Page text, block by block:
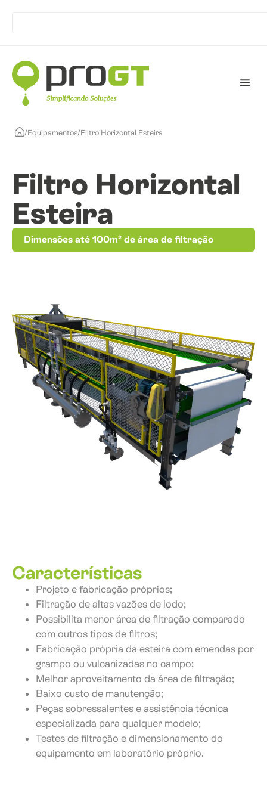
/Equipamentos/Filtro Horizontal Esteira
Filtro Horizontal
Esteira
Dimensões até 100m² de área de filtração
Características
Projeto e fabricação próprios;
Filtração de altas vazões de lodo;
Possibilita menor área de filtração comparado
com outros tipos de filtros;
Fabricação própria da esteira com emendas por
grampo ou vulcanizadas no campo;
Melhor aproveitamento da área de filtração;
Baixo custo de manutenção;
Peças sobressalentes e assistência técnica
especializada para qualquer modelo;
Testes de filtração e dimensionamento do
equipamento em laboratório próprio.